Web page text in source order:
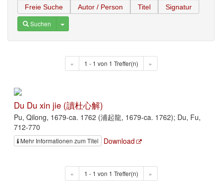
Freie Suche Autor / Person Titel Signatur
Suchen Toggle Dropdown
« 1 - 1 von 1 Treffer(n) »
Du Du xin jie (讀杜心解)
Pu, Qilong, 1679-ca. 1762 (浦起龍, 1679-ca. 1762); Du, Fu,
712-770
Mehr Informationen zum Titel Download
« 1 - 1 von 1 Treffer(n) »